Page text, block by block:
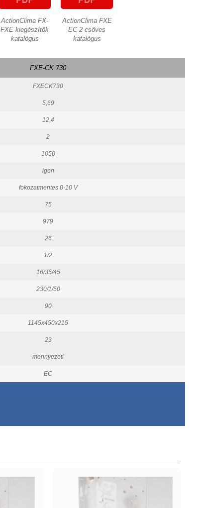
ActionClima FX-
FXE kiegészítők
katalógus
ActionClima FXE
EC 2 csöves
katalógus
FXE-CK 730
FXECK730
5,69
12,4
2
1050
igen
fokozatmentes 0-10 V
75
979
26
1/2
16/35/45
230/1/50
90
1145x450x215
23
mennyezeti
EC